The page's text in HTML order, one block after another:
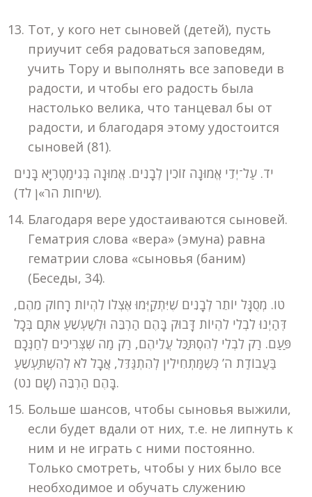
Тот, у кого нет сыновей (детей), пусть
приучит себя радоваться заповедям,
учить Тору и выполнять все заповеди в
радости, и чтобы его радость была
настолько велика, что танцевал бы от
радости, и благодаря этому удостоится
сыновей (81).
יד. עַל־יְדֵי אֱמוּנָה זוֹכִין לְבָנִים. אֱמוּנָה בְּגִימַטְרִיָּא בָּנִים
(שיחות הר»ן לד).
Благодаря вере удостаиваются сыновей.
Гематрия слова «вера» (эмуна) равна
гематрии слова «сыновья (баним)
(Беседы, 34).
טו. מְסֻגָּל יוֹתֵר לְבָנִים שֶׁיִּתְקַיְּמוּ אֶצְלוֹ לִהְיוֹת רָחוֹק מֵהֶם,
דְּהַיְנוּ לִבְלִי לִהְיוֹת דָּבוּק בָּהֶם הַרְבֵּה וּלְשַׁעְשֵׁעַ אִתָּם בְּכָל
פַּעַם. רַק לִבְלִי לְהִסְתַּכֵּל עֲלֵיהֶם, רַק מַה שֶּׁצְּרִיכִים לְחַנְּכָם
בַּעֲבוֹדַת ה’ כְּשֶׁמַּתְחִילִין לְהִתְגַּדֵּל, אֲבָל לֹא לְהִשְׁתַּעְשֵׁעַ
בָּהֶם הַרְבֵּה (שָׁם נט).
Больше шансов, чтобы сыновья выжили,
если будет вдали от них, т.е. не липнуть к
ним и не играть с ними постоянно.
Только смотреть, чтобы у них было все
необходимое и обучать служению